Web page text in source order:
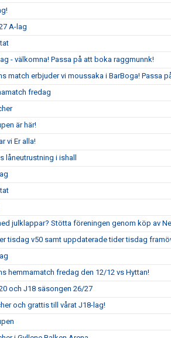
A-lag
- välkomna! Passa på att boka raggmunnk!
match erbjuder vi moussaka i BarBoga! Passa
fredag
är här!
vi Er alla!
låneutrustning i ishall
julklappar? Stötta föreningen genom köp av
tisdag v50 samt uppdaterade tider tisdag
hemmamatch fredag den 12/12 vs Hyttan!
och J18 säsongen 26/27
och grattis till vårat J18-lag!